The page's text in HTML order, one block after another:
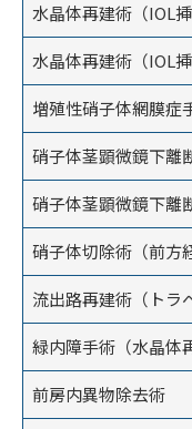
水晶体再建術（IOL
水晶体再建術（IOL挿
増殖性硝子体網膜症
硝子体茎顕微鏡下離
硝子体茎顕微鏡下離
硝子体切除術（前方
流出路再建術（トラ
緑内障手術（水晶体
前房内異物除去術